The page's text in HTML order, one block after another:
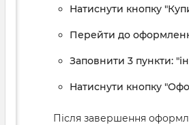
Натиснути кнопку
Перейти до
Заповнити 3 пункти:
Натиснути кнопку
Після завершення